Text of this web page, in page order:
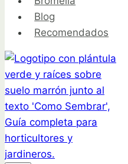
Blog
Recomendados